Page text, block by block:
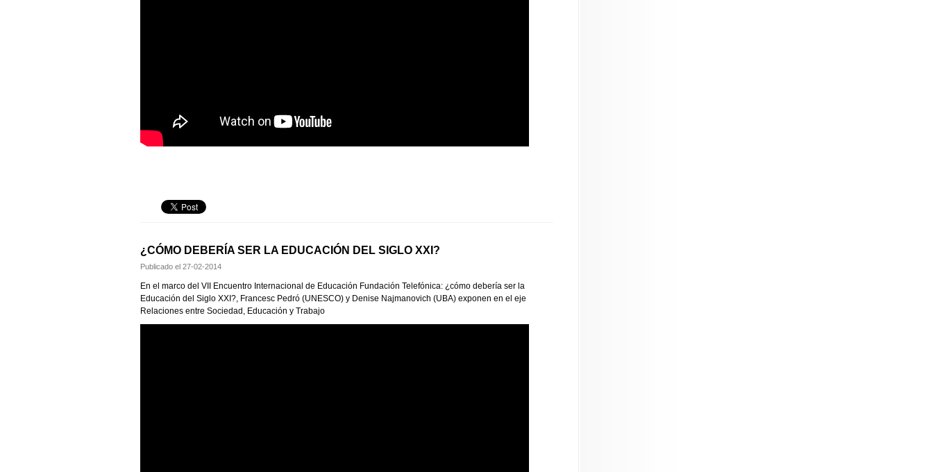
¿CÓMO DEBERÍA SER LA EDUCACIÓN DEL SIGLO XXI?
Publicado el 27-02-2014
En el marco del VII Encuentro Internacional de Educación Fundación Telefónica: ¿cómo debería ser la
Educación del Siglo XXI?, Francesc Pedró (UNESCO) y Denise Najmanovich (UBA) exponen en el eje
Relaciones entre Sociedad, Educación y Trabajo